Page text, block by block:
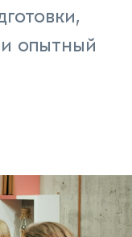
опытный